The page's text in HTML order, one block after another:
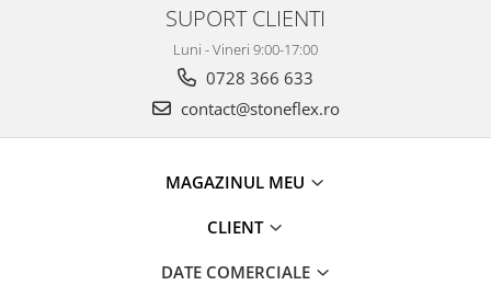
SUPORT CLIENTI
Luni - Vineri 9:00-17:00
0728 366 633
contact@stoneflex.ro
MAGAZINUL MEU
CLIENT
DATE COMERCIALE